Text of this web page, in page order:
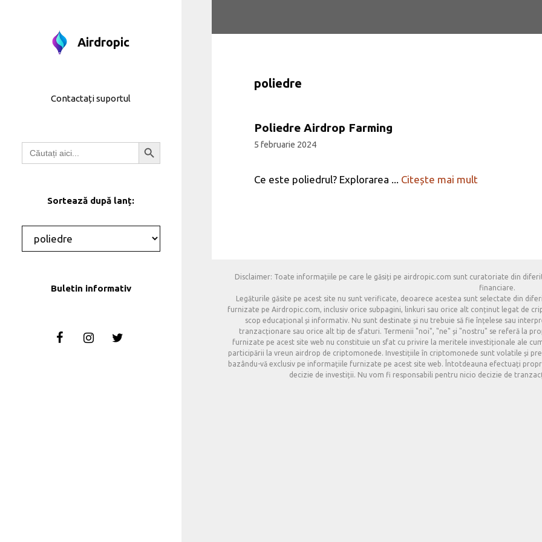
conținut
Airdropic
Contactați suportul
Căutați: Butonul de căutare
Sortează după lanț:
Categorii
Buletin informativ
poliedre
Poliedre Airdrop Farming
5 februarie 2024
Ce este poliedrul? Explorarea ... Citește mai mult
Disclaimer: Toate informațiile pe care le găsiți pe airdropic.com sunt curatoriate din
financiare.
Legăturile găsite pe acest site nu sunt verificate, deoarece acestea sunt selectate din
furnizate pe Airdropic.com, inclusiv orice subpagini, linkuri sau orice alt conținut legat de
scop educațional și informativ. Nu sunt destinate și nu trebuie să fie înțelese sau
tranzacționare sau orice alt tip de sfaturi. Termenii "noi", "ne" și "nostru" se referă la
furnizate pe acest site web nu constituie un sfat cu privire la meritele investiționale ale
participării la vreun airdrop de criptomonede. Investițiile în criptomonede sunt volatile și
bazându-vă exclusiv pe informațiile furnizate pe acest site web. Întotdeauna efectuați
decizie de investiții. Nu vom fi responsabili pentru nicio decizie de